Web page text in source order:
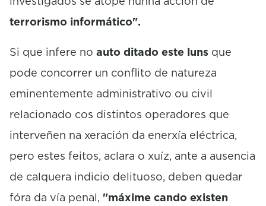
terrorismo informático".
Si que infere no auto ditado este luns que
pode concorrer un conflito de natureza
eminentemente administrativo ou civil
relacionado cos distintos operadores que
interveñen na xeración da enerxía eléctrica,
pero estes feitos, aclara o xuíz, ante a ausencia
de calquera indicio delituoso, deben quedar
fóra da vía penal, "máxime cando existen